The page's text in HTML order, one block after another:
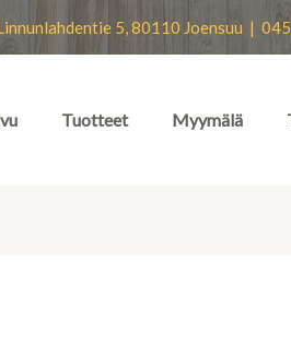
5, 80110 Joensuu |
Tuotteet Myymälä